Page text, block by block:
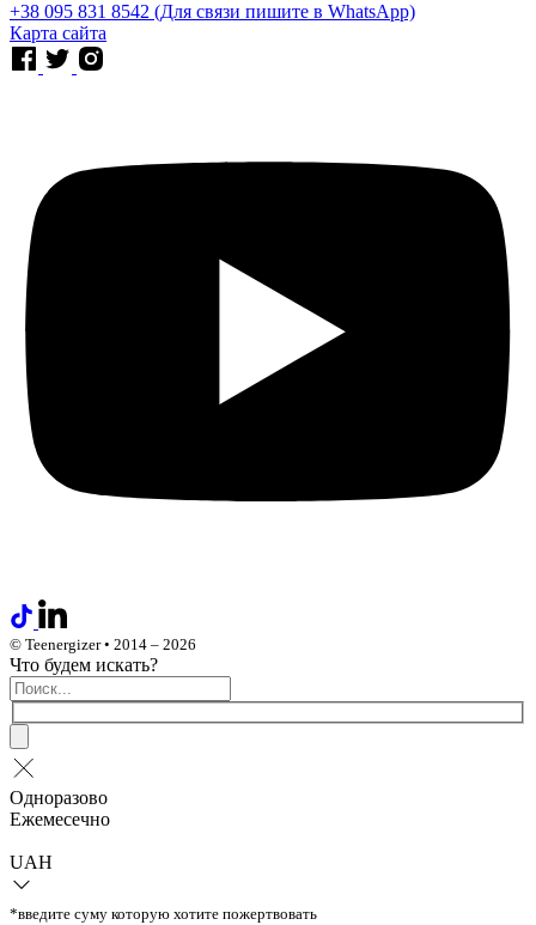
⁨+38 095 831 8542⁩ (Для связи пишите в WhatsApp)
Карта сайта
© Teenergizer • 2014 – 2026
Что будем искать?
Одноразово
Ежемесечно
UAH
*введите суму которую хотите пожертвовать